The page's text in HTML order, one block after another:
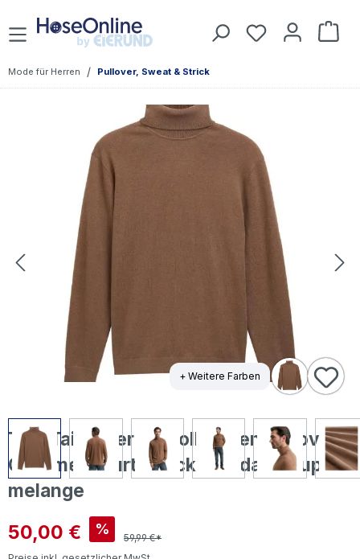
Zum Hauptinhalt springen Du hast 0
Mode für Herren / Pullover, Sweat & Strick
Bildergalerie überspringen
+ Weitere Farben
Tom Tailor Herren Rollkragen Pullover
Cashmere Turtleneck Knit dark taupe
melange
Verkaufspreis:
50,00 € %
59,99 €*